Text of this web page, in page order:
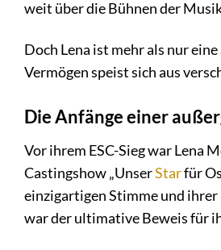
weit über die Bühnen der
Doch Lena ist mehr als nur
Vermögen speist sich aus
Die Anfänge einer
Vor ihrem ESC-Sieg war Lena
Castingshow „UnserStarfür
einzigartigen Stimme und ihrer
war der ultimative Beweis für